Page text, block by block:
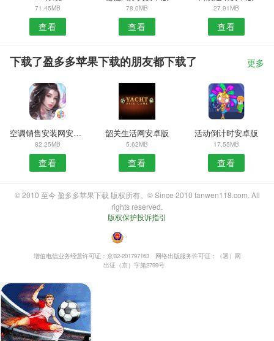
71.45MB
查看
78.0MB
查看
27.91MB
查看
下载了盈多多苹果下载的朋友都下载了 更多
空调销售安装网安卓版
82.25MB
查看
韶关生活网安卓版
5.62MB
查看
活动倒计时安卓版
17.55MB
查看
© 2010 至今 盈多多苹果下载 版权所有。© Since 2010 fanwen118.com. All
rights reserved.
版权保护投诉指引
・
增值电信业务经营许可证：京B2-201797163
网络出版服务许可证：（署）网
出证（京）字第2799号